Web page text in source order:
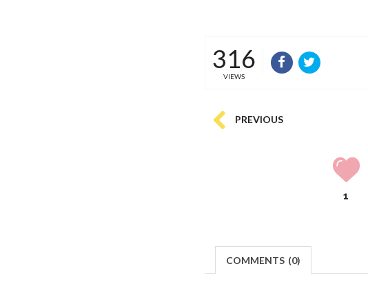
316
VIEWS
PREVIOUS
1
COMMENTS (0)